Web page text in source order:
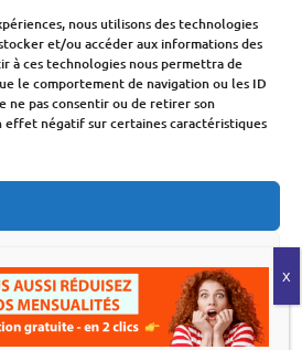
nous utilisons des technologies
et/ou accéder aux informations des
à ces technologies nous permettra de
le comportement de navigation ou les ID
ne pas consentir ou de retirer son
effet négatif sur certaines caractéristiques
Budget : les efforts
2030 pour éviter la
faillite
Fabien Monvoisin